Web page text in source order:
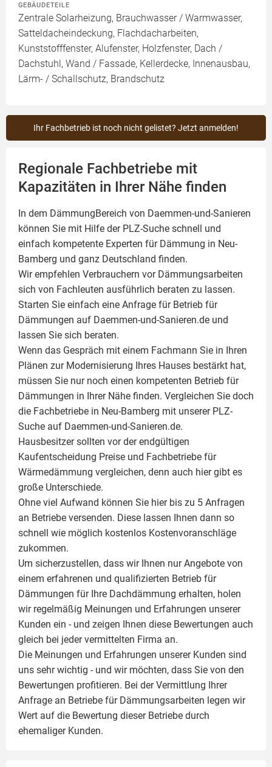
GEBÄUDETEILE
Zentrale Solarheizung, Brauchwasser / Warmwasser,
Satteldacheindeckung, Flachdacharbeiten,
Kunststofffenster, Alufenster, Holzfenster, Dach /
Dachstuhl, Wand / Fassade, Kellerdecke, Innenausbau,
Lärm- / Schallschutz, Brandschutz
Ihr Fachbetrieb ist noch nicht gelistet? Jetzt anmelden!
Regionale Fachbetriebe mit
Kapazitäten in Ihrer Nähe finden
In dem DämmungBereich von Daemmen-und-Sanieren
können Sie mit Hilfe der PLZ-Suche schnell und
einfach kompetente Experten für Dämmung in Neu-
Bamberg und ganz Deutschland finden.
Wir empfehlen Verbrauchern vor Dämmungsarbeiten
sich von Fachleuten ausführlich beraten zu lassen.
Starten Sie einfach eine Anfrage für Betrieb für
Dämmungen auf Daemmen-und-Sanieren.de und
lassen Sie sich beraten.
Wenn das Gespräch mit einem Fachmann Sie in Ihren
Plänen zur Modernisierung Ihres Hauses bestärkt hat,
müssen Sie nur noch einen kompetenten Betrieb für
Dämmungen in Ihrer Nähe finden. Vergleichen Sie doch
die Fachbetriebe in Neu-Bamberg mit unserer PLZ-
Suche auf Daemmen-und-Sanieren.de.
Hausbesitzer sollten vor der endgültigen
Kaufentscheidung Preise und Fachbetriebe für
Wärmedämmung vergleichen, denn auch hier gibt es
große Unterschiede.
Ohne viel Aufwand können Sie hier bis zu 5 Anfragen
an Betriebe versenden. Diese lassen Ihnen dann so
schnell wie möglich kostenlos Kostenvoranschläge
zukommen.
Um sicherzustellen, dass wir Ihnen nur Angebote von
einem erfahrenen und qualifizierten Betrieb für
Dämmungen für Ihre Dachdämmung erhalten, holen
wir regelmäßig Meinungen und Erfahrungen unserer
Kunden ein - und zeigen Ihnen diese Bewertungen auch
gleich bei jeder vermittelten Firma an.
Die Meinungen und Erfahrungen unserer Kunden sind
uns sehr wichtig - und wir möchten, dass Sie von den
Bewertungen profitieren. Bei der Vermittlung Ihrer
Anfrage an Betriebe für Dämmungsarbeiten legen wir
Wert auf die Bewertung dieser Betriebe durch
ehemaliger Kunden.